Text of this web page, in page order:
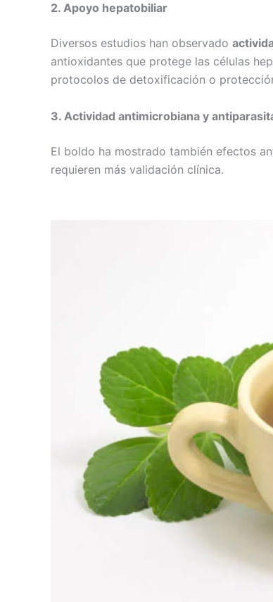
2. Apoyo hepatobiliar
Diversos estudios han observado
antioxidantes que protege las células
protocolos de detoxificación o
3. Actividad antimicrobiana y
El boldo ha mostrado también efectos
requieren más validación clínica.